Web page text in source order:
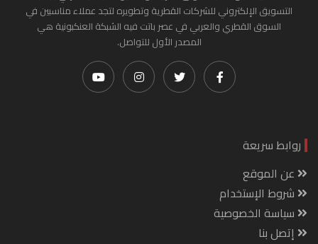
التسويق الإلكتروني للشركات القطرية وتطويره لتجد عملاء مناسبين في
السوق القطري والعربي في عصر باتت فيه الشبكة العنكبونية هي
المصدر الأول للتواصل.
روابط سريعة
عن الموقع
شروط الإستخدام
سياسة الخصوصية
إتصل بنا